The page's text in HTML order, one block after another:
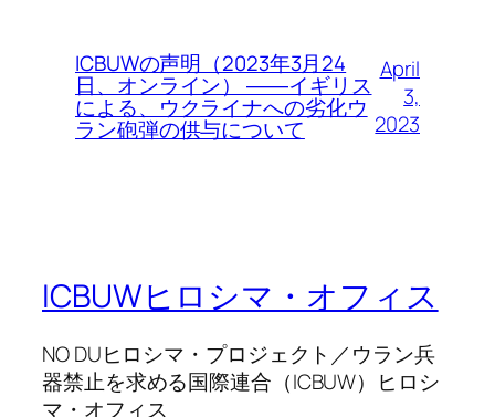
ICBUWの声明（2023年3月24
日、オンライン） ――イギリス
による、ウクライナへの劣化ウ
ラン砲弾の供与について
April
3,
2023
ICBUWヒロシマ・オフィス
NO DUヒロシマ・プロジェクト／ウラン兵
器禁止を求める国際連合（ICBUW）ヒロシ
マ・オフィス